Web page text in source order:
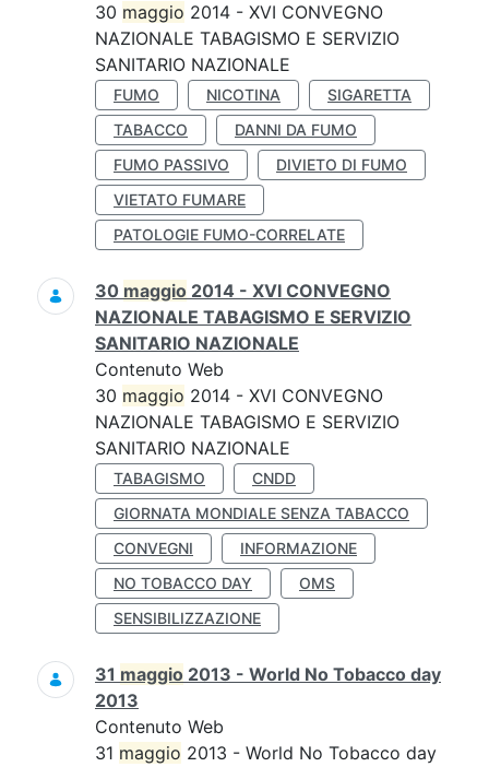
30 maggio 2014 - XVI CONVEGNO
NAZIONALE TABAGISMO E SERVIZIO
SANITARIO NAZIONALE
FUMO NICOTINA
SIGARETTA
TABACCO
DANNI DA FUMO
FUMO PASSIVO
DIVIETO DI FUMO
VIETATO FUMARE
PATOLOGIE FUMO-CORRELATE
30 maggio 2014 - XVI CONVEGNO
NAZIONALE TABAGISMO E SERVIZIO
SANITARIO NAZIONALE
Contenuto Web
30 maggio 2014 - XVI CONVEGNO
NAZIONALE TABAGISMO E SERVIZIO
SANITARIO NAZIONALE
TABAGISMO
CNDD
GIORNATA MONDIALE SENZA TABACCO
CONVEGNI
INFORMAZIONE
NO TOBACCO DAY
OMS
SENSIBILIZZAZIONE
31 maggio 2013 - World No Tobacco day
2013
Contenuto Web
31 maggio 2013 - World No Tobacco day